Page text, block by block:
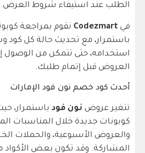
الطلب عند استيفاء شروط العرض.
في Codezmart نقوم بمراجعة
باستمرار، مع تحديث حالة كل
استخدامه، حتى تتمكن من الوصول
العروض قبل إتمام طلبك.
أحدث كود خصم نون فود الإمارات
تتغير عروض نون فود باستمرار،
كوبونات جديدة خلال المناسبات
والعروض الأسبوعية، والحملات
المشاركة. وقد تكون بعض